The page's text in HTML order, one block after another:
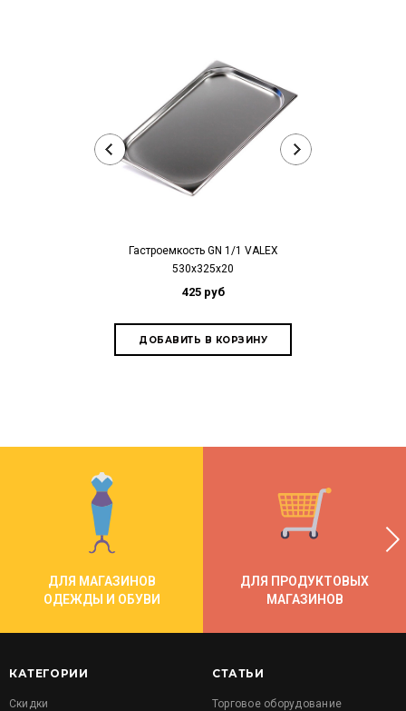
Гастроемкость GN 1/1 VALEX
530x325x20
425 руб
ДЛЯ МАГАЗИНОВ
ОДЕЖДЫ И ОБУВИ
ДЛЯ ПРОДУКТОВЫХ
МАГАЗИНОВ
КАТЕГОРИИ
Скидки
СТАТЬИ
Торговое оборудование